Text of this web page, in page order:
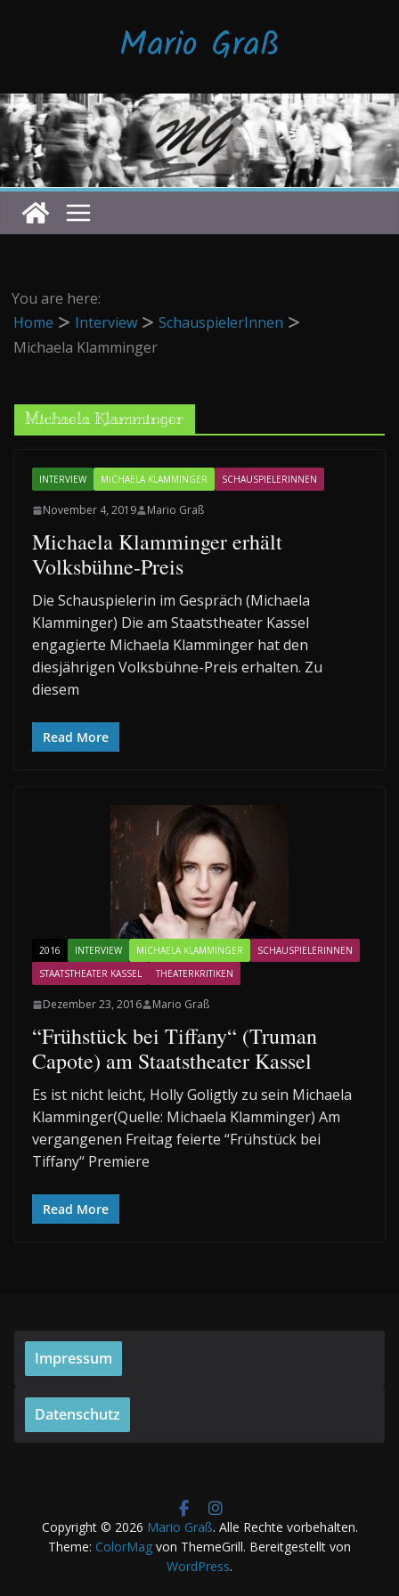
Mario Graß
You are here:
Home
Interview
SchauspielerInnen
Michaela Klamminger
Michaela Klamminger
INTERVIEW MICHAELA KLAMMINGER SCHAUSPIELERINNEN
November 4, 2019 Mario Graß
Michaela Klamminger erhält
Volksbühne-Preis
Die Schauspielerin im Gespräch (Michaela
Klamminger) Die am Staatstheater Kassel
engagierte Michaela Klamminger hat den
diesjährigen Volksbühne-Preis erhalten. Zu
diesem
Read More
2016 INTERVIEW MICHAELA KLAMMINGER
SCHAUSPIELERINNEN
STAATSTHEATER KASSEL
THEATERKRITIKEN
Dezember 23, 2016 Mario Graß
“Frühstück bei Tiffany“ (Truman
Capote) am Staatstheater Kassel
Es ist nicht leicht, Holly Goligtly zu sein Michaela
Klamminger(Quelle: Michaela Klamminger) Am
vergangenen Freitag feierte “Frühstück bei
Tiffany“ Premiere
Read More
Impressum
Datenschutz
Copyright © 2026 Mario Graß. Alle Rechte vorbehalten.
Theme: ColorMag von ThemeGrill. Bereitgestellt von
WordPress.